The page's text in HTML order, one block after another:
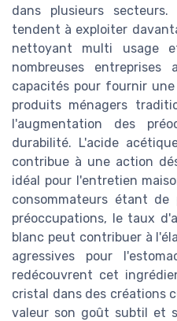
dans plusieurs
tendent à exploiter
nettoyant multi usage
nombreuses entreprises
capacités pour fournir
produits ménagers
l'augmentation des
durabilité. L'acide
contribue à une action
idéal pour l'entretien
consommateurs étant
préoccupations, le taux
blanc peut contribuer à
agressives pour
redécouvrent cet
cristal dans des créations
valeur son goût subtil et